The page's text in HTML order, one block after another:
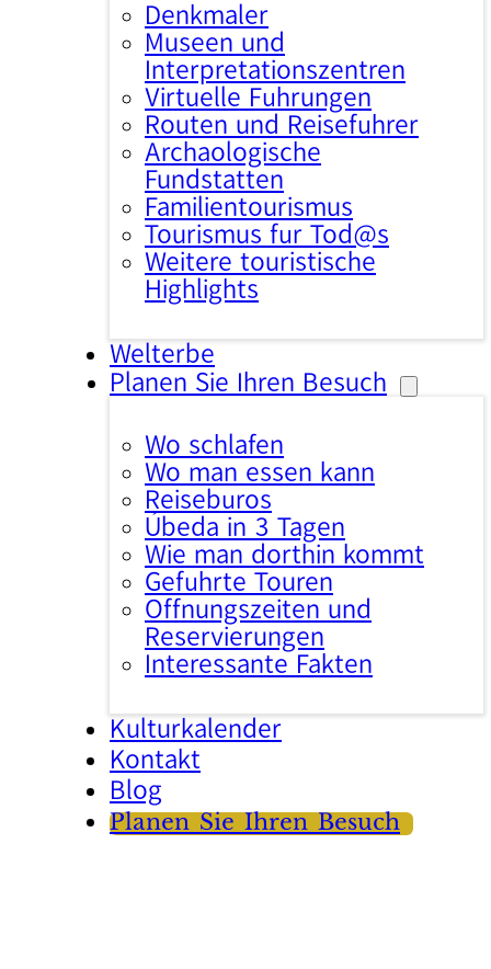
Denkmäler
Museen und
Interpretationszentren
Virtuelle Führungen
Routen und Reiseführer
Archäologische
Fundstätten
Familientourismus
Tourismus für Tod@s
Weitere touristische
Highlights
Welterbe
Planen Sie Ihren Besuch
Wo schlafen
Wo man essen kann
Reisebüros
Úbeda in 3 Tagen
Wie man dorthin kommt
Geführte Touren
Öffnungszeiten und
Reservierungen
Interessante Fakten
Kulturkalender
Kontakt
Blog
Planen Sie Ihren Besuch